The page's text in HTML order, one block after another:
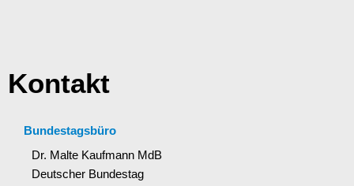
Kontakt
Bundestagsbüro
Dr. Malte Kaufmann MdB
Deutscher Bundestag